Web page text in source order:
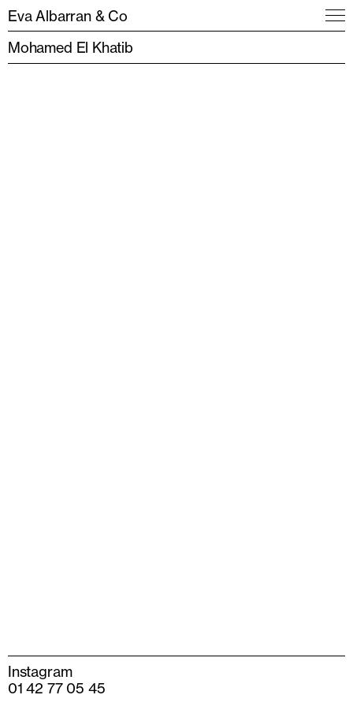
Eva Albarran & Co
Mohamed El Khatib
Instagram
01 42 77 05 45